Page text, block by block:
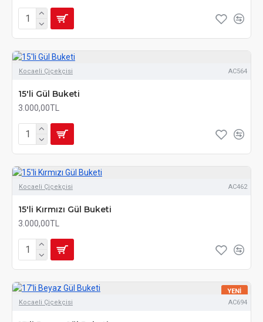
Kocaeli Çiçekçisi AC564
15'li Gül Buketi
3.000,00TL
Kocaeli Çiçekçisi AC462
15'li Kırmızı Gül Buketi
3.000,00TL
YENI
Kocaeli Çiçekçisi
AC694